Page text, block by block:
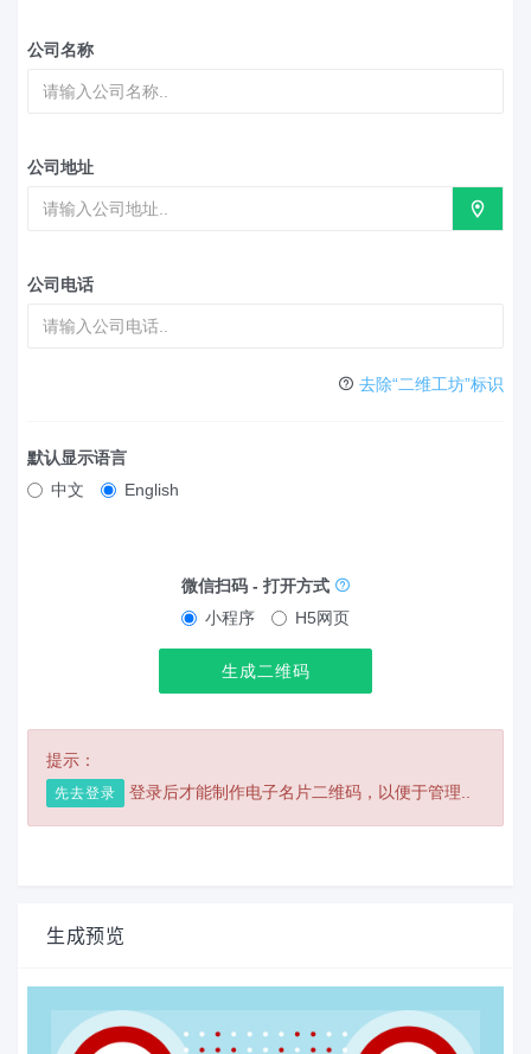
公司名称
公司地址
公司电话
去除“二维工坊”标识
默认显示语言
中文
English
微信扫码 - 打开方式
小程序
H5网页
生成二维码
提示：
先去登录 登录后才能制作电子名片二维码，以便于管理..
生成预览